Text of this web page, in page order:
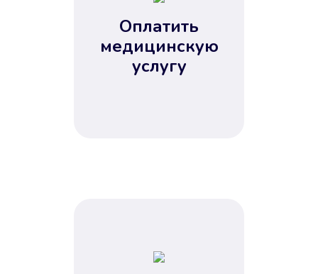
Оплатить
медицинскую
услугу